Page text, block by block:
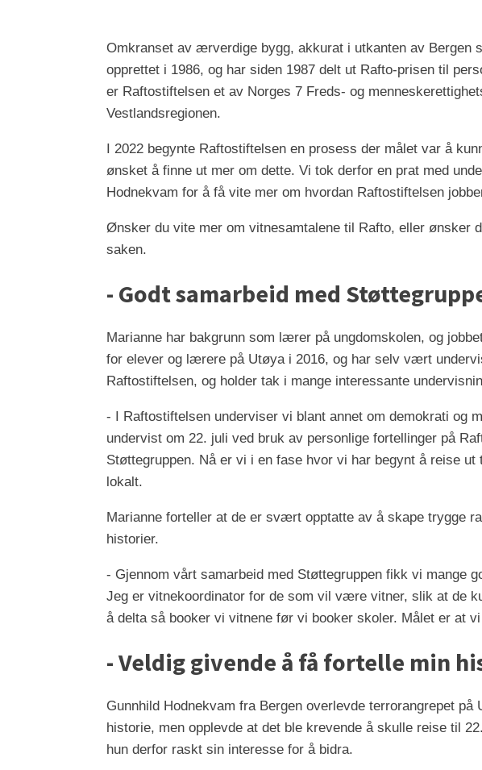
Omkranset av ærverdige bygg, akkurat i utkanten av Bergen
opprettet i 1986, og har siden 1987 delt ut Rafto-prisen til
er Raftostiftelsen et av Norges 7 Freds- og
Vestlandsregionen.
I 2022 begynte Raftostiftelsen en prosess der målet var å
ønsket å finne ut mer om dette. Vi tok derfor en prat med
Hodnekvam for å få vite mer om hvordan Raftostiftelsen
Ønsker du vite mer om vitnesamtalene til Rafto, eller ønsker
saken.
- Godt samarbeid med
Marianne har bakgrunn som lærer på ungdomskolen, og
for elever og lærere på Utøya i 2016, og har selv vært
Raftostiftelsen, og holder tak i mange interessante
- I Raftostiftelsen underviser vi blant annet om demokrati og
undervist om 22. juli ved bruk av personlige fortellinger på
Støttegruppen. Nå er vi i en fase hvor vi har begynt å reise
lokalt.
Marianne forteller at de er svært opptatte av å skape trygge
historier.
- Gjennom vårt samarbeid med Støttegruppen fikk vi mange
Jeg er vitnekoordinator for de som vil være vitner, slik at de
å delta så booker vi vitnene før vi booker skoler. Målet er at
- Veldig givende å få fortelle min
Gunnhild Hodnekvam fra Bergen overlevde terrorangrepet
historie, men opplevde at det ble krevende å skulle reise til
hun derfor raskt sin interesse for å bidra.